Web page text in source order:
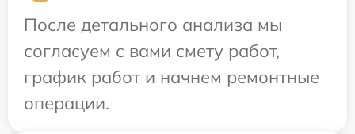
После детального анализа мы
согласуем с вами смету работ,
график работ и начнем ремонтные
операции.